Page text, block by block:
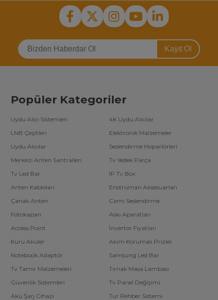
Kayıt Ol
Popüler Kategoriler
Uydu Alıcı Sistemleri
4K Uydu Alıcılar
LNB Çeşitleri
Elektronik Malzemeler
Uydu Alıcılar
Seslendirme Hoparlörleri
Merkezi Anten Santralleri
Tv Yedek Parça
Tv Led Bar
IP Tv Box
Anten Kabloları
Enstrüman Aksesuarları
Çanak Anten
Cami Seslendirme
Fotokapan
Askı Aparatları
Access Point
İnvertör Fiyatları
Kuru Aküler
Akım Korumalı Prizler
Notebook Adaptör
Samsung Led Bar
Tv Tamir Malzemeleri
Tırnak Masa Lambası
Güvenlik Sistemleri
Tv Panel Değişimi
Akü Şarj Cihazı
Tur Rehber Sistemi